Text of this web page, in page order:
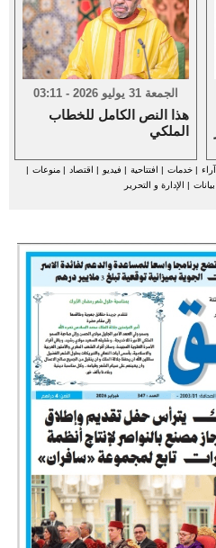
الجمعة 31 يوليو 2026 - 03:11
هذا النص الكامل للخطاب
الملكي
آراء |خدمات | افتتاحية | فيديو | اقتصاد |منوعات |
بيانات | الإدارة و التحرير